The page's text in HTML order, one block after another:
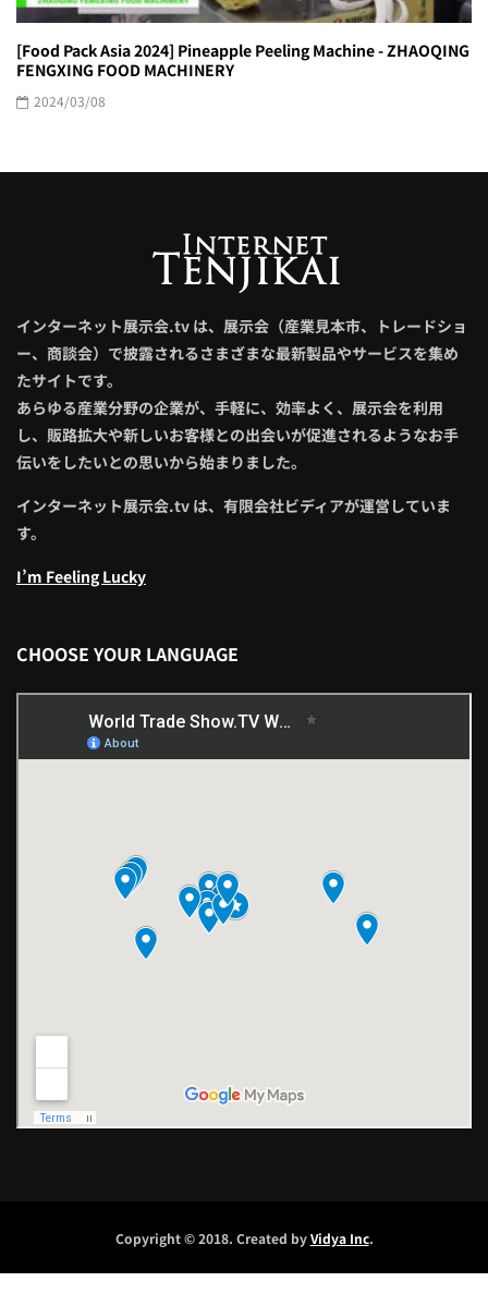
[Food Pack Asia 2024] Pineapple Peeling Machine - ZHAOQING
FENGXING FOOD MACHINERY
2024/03/08
インターネット展示会.tv は、展示会（産業見本市、トレードショ
ー、商談会）で披露されるさまざまな最新製品やサービスを集め
たサイトです。
あらゆる産業分野の企業が、手軽に、効率よく、展示会を利用
し、販路拡大や新しいお客様との出会いが促進されるようなお手
伝いをしたいとの思いから始まりました。
インターネット展示会.tv は、有限会社ビディアが運営していま
す。
I’m Feeling Lucky
CHOOSE YOUR LANGUAGE
Copyright © 2018. Created byVidya Inc.